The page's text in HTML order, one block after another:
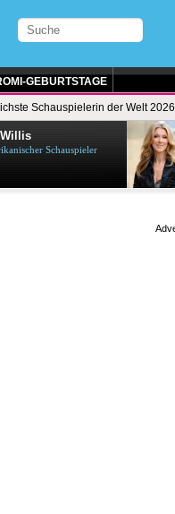
GEBURTSTAGE
Schauspielerin der Welt 2026
Schauspieler